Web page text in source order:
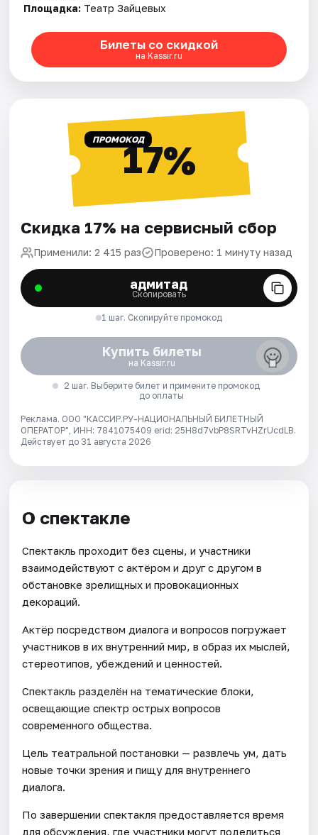
Рейтинги
Площадка: Театр Зайцевых
Билеты со скидкой
на Kassir.ru
ПРОМОКОД17%
Скидка 17% на сервисный сбор
Применили: 2 415 раз Проверено: 1 минуту назад
адмитад
Скопировать
1 шаг. Скопируйте промокод
Купить билеты
на Kassir.ru
2 шаг. Выберите билет и примените промокод
до оплаты
Реклама. ООО "КАССИР.РУ-НАЦИОНАЛЬНЫЙ БИЛЕТНЫЙ
ОПЕРАТОР", ИНН: 7841075409 erid: 25H8d7vbP8SRTvHZrUcdLB.
Действует до 31 августа 2026
О спектакле
Спектакль проходит без сцены, и участники
взаимодействуют с актёром и друг с другом в
обстановке зрелищных и провокационных
декораций.
Актёр посредством диалога и вопросов погружает
участников в их внутренний мир, в образ их мыслей,
стереотипов, убеждений и ценностей.
Спектакль разделён на тематические блоки,
освещающие спектр острых вопросов
современного общества.
Цель театральной постановки — развлечь ум, дать
новые точки зрения и пищу для внутреннего
диалога.
По завершении спектакля предоставляется время
для обсуждения, где участники могут поделиться